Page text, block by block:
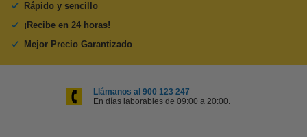
Rápido y sencillo
¡Recibe en 24 horas!
Mejor Precio Garantizado
Llámanos al 900 123 247
En días laborables de 09:00 a 20:00.